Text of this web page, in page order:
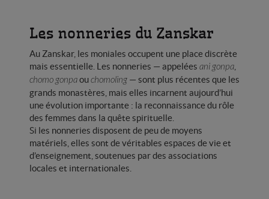
Les nonneries du Zanskar
Au Zanskar, les moniales occupent une place discrète
mais essentielle. Les nonneries — appelées ani gonpa,
chomo gonpaouchomoling— sont plus récentes que les
grands monastères, mais elles incarnent aujourd’hui
une évolution importante : la reconnaissance du rôle
des femmes dans la quête spirituelle.
Si les nonneries disposent de peu de moyens
matériels, elles sont de véritables espaces de vie et
d’enseignement, soutenues par des associations
locales et internationales.